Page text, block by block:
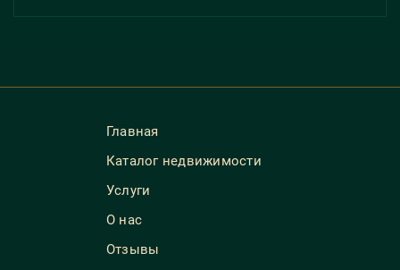
Главная
Каталог недвижимости
Услуги
О нас
Отзывы